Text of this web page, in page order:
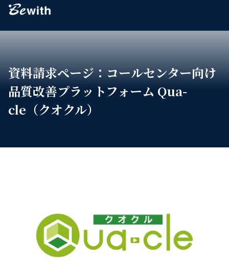
Bewith
資料請求ページ：コールセンター向け
品質改善プラットフォーム Qua-
cle（クオクル）